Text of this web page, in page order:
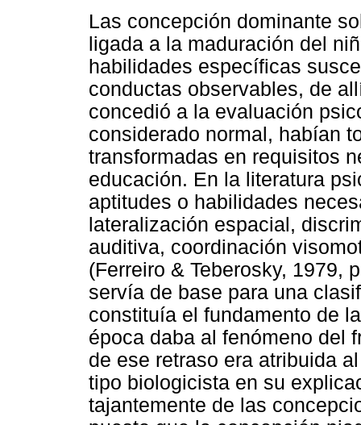
Las concepción dominante
ligada a la maduración del
habilidades específicas
conductas observables, de
concedió a la evaluación
considerado normal, habían
transformadas en requisitos
educación. En la literatura
aptitudes o habilidades
lateralización espacial,
auditiva, coordinación
(Ferreiro & Teberosky, 1979,
servía de base para una
constituía el fundamento de
época daba al fenómeno del
de ese retraso era atribuida
tipo biologicista en su
tajantemente de las